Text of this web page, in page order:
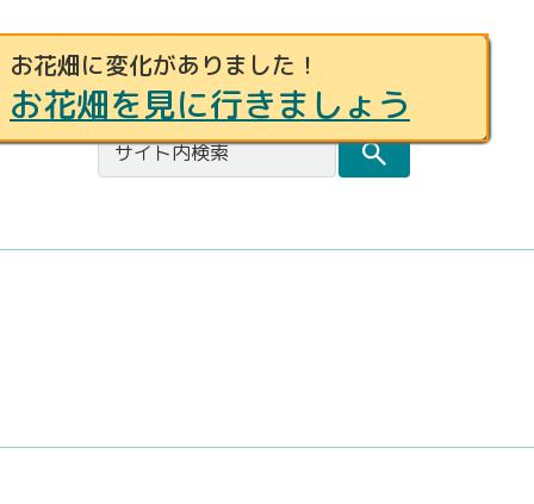
募集 お問合せ 都庁総合トップページ
お花畑に変化がありました！
お花畑を見に行きましょう